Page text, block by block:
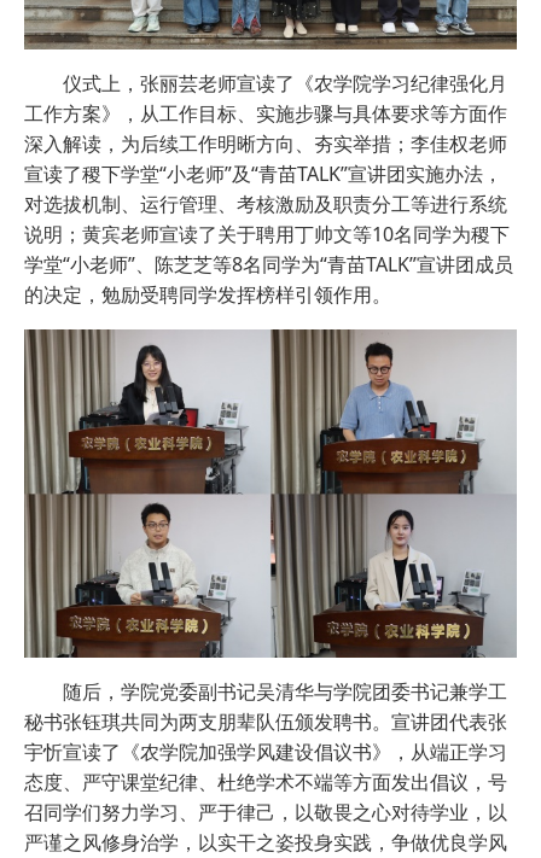
仪式上，张丽芸老师宣读了《农学院学习纪律强化月
工作方案》，从工作目标、实施步骤与具体要求等方面作
深入解读，为后续工作明晰方向、夯实举措；李佳权老师
宣读了稷下学堂“小老师”及“青苗TALK”宣讲团实施办法，
对选拔机制、运行管理、考核激励及职责分工等进行系统
说明；黄宾老师宣读了关于聘用丁帅文等10名同学为稷下
学堂“小老师”、陈芝芝等8名同学为“青苗TALK”宣讲团成员
的决定，勉励受聘同学发挥榜样引领作用。
随后，学院党委副书记吴清华与学院团委书记兼学工
秘书张钰琪共同为两支朋辈队伍颁发聘书。宣讲团代表张
宇忻宣读了《农学院加强学风建设倡议书》，从端正学习
态度、严守课堂纪律、杜绝学术不端等方面发出倡议，号
召同学们努力学习、严于律己，以敬畏之心对待学业，以
严谨之风修身治学，以实干之姿投身实践，争做优良学风